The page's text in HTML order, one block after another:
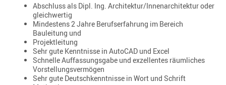
Abschluss als Dipl. Ing. Architektur/Innenarchitektur oder
gleichwertig
Mindestens 2 Jahre Berufserfahrung im Bereich
Bauleitung und
Projektleitung
Sehr gute Kenntnisse in AutoCAD und Excel
Schnelle Auffassungsgabe und exzellentes räumliches
Vorstellungsvermögen
Sehr gute Deutschkenntnisse in Wort und Schrift